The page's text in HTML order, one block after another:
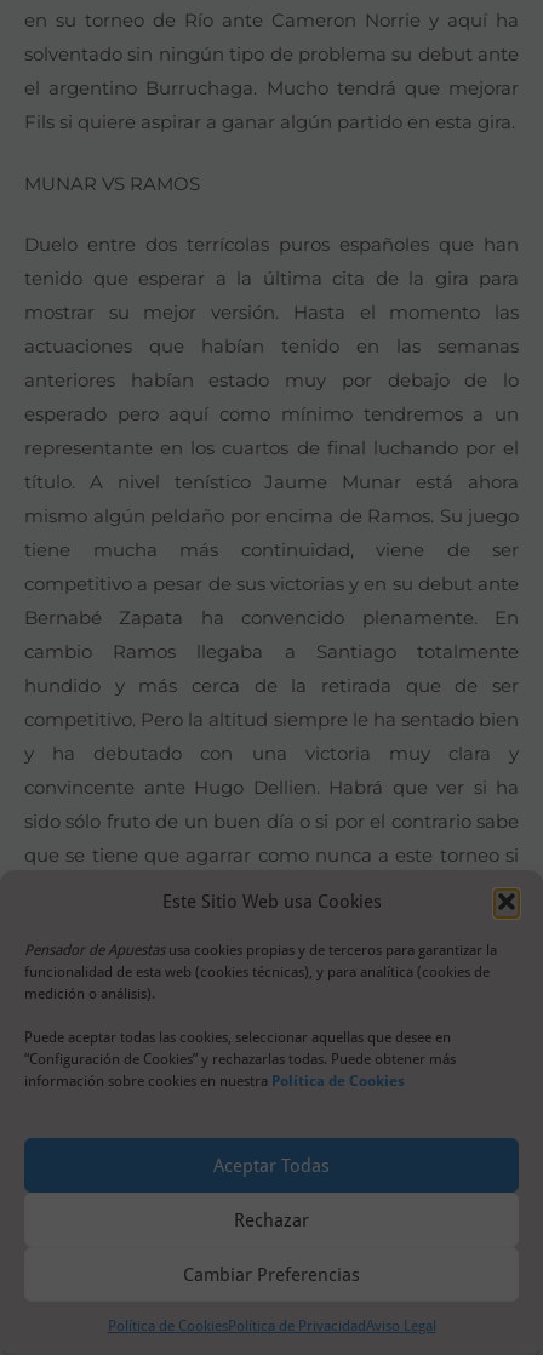
Este Sitio Web usa Cookies
Pensador de Apuestas usa cookies propias y de terceros para garantizar la
funcionalidad de esta web (cookies técnicas), y para analítica (cookies de
medición o análisis).
Puede aceptar todas las cookies, seleccionar aquellas que desee en
“Configuración de Cookies” y rechazarlas todas. Puede obtener más
información sobre cookies en nuestra Política de Cookies
Aceptar Todas
Rechazar
Cambiar Preferencias
Política de CookiesPolítica de Privacidad Aviso Legal
en su torneo de Río ante Cameron Norrie y aquí ha
solventado sin ningún tipo de problema su debut ante
el argentino Burruchaga. Mucho tendrá que mejorar
Fils si quiere aspirar a ganar algún partido en esta gira.
MUNAR VS RAMOS
Duelo entre dos terrícolas puros españoles que han
tenido que esperar a la última cita de la gira para
mostrar su mejor versión. Hasta el momento las
actuaciones que habían tenido en las semanas
anteriores habían estado muy por debajo de lo
esperado pero aquí como mínimo tendremos a un
representante en los cuartos de final luchando por el
título. A nivel tenístico Jaume Munar está ahora
mismo algún peldaño por encima de Ramos. Su juego
tiene mucha más continuidad, viene de ser
competitivo a pesar de sus victorias y en su debut ante
Bernabé Zapata ha convencido plenamente. En
cambio Ramos llegaba a Santiago totalmente
hundido y más cerca de la retirada que de ser
competitivo. Pero la altitud siempre le ha sentado bien
y ha debutado con una victoria muy clara y
convincente ante Hugo Dellien. Habrá que ver si ha
sido sólo fruto de un buen día o si por el contrario sabe
que se tiene que agarrar como nunca a este torneo si
no quiere verse relegado al circuito Challenger o a la
retirada. Ese motivo unido a que Ramos domina el h2h
por un claro 5 a 1 hacen que por muy superior que
haya parecido Munar en los torneos anteriores
TIRANTE VS MOUTET
Nunca había pensado que Corentin Moutet ganaría un
encuentro por estar más centrado que su oponente ya
que a excentricidades en la pista nadie gana al tenista
absolutamente de todo. Fue un match caótico,
disputado en plena madrugada chilena, en una pista